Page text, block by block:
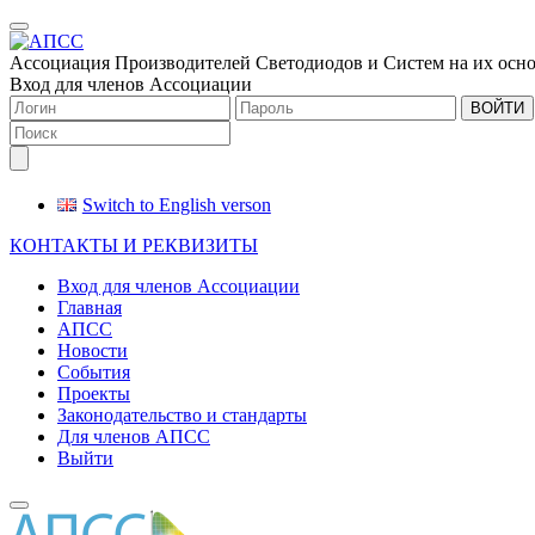
Меню
Ассоциация Производителей Светодиодов и Систем на их
Вход для членов Ассоциации
ВОЙТИ
Switch to English verson
КОНТАКТЫ И РЕКВИЗИТЫ
Вход для членов Ассоциации
Главная
АПСС
Новости
События
Проекты
Законодательство и стандарты
Для членов АПСС
Выйти
Меню